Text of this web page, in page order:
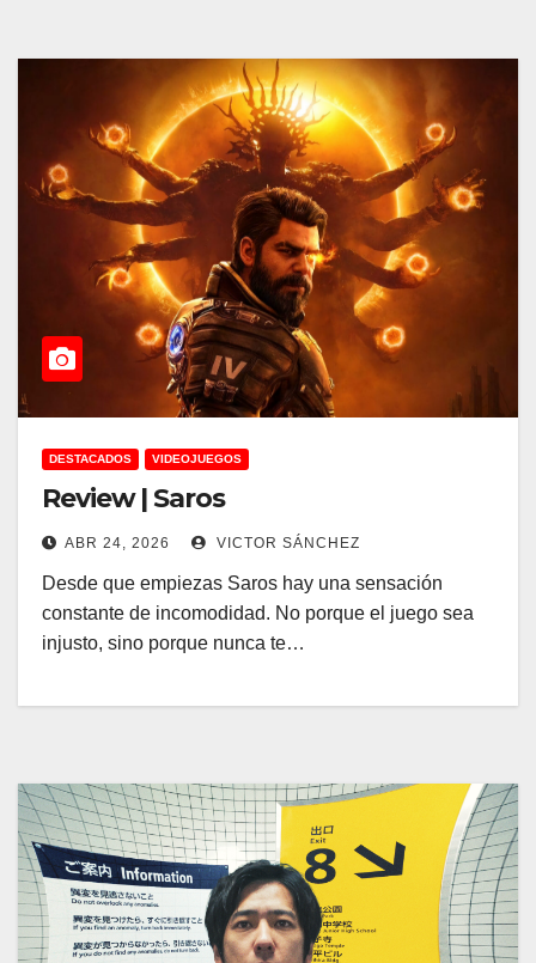
DESTACADOS VIDEOJUEGOS
Review | Saros
ABR 24, 2026 VICTOR SÁNCHEZ
Desde que empiezas Saros hay una sensación
constante de incomodidad. No porque el juego sea
injusto, sino porque nunca te…